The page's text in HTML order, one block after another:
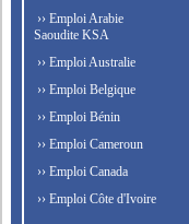
›› Emploi Arabie
Saoudite KSA
›› Emploi Australie
›› Emploi Belgique
›› Emploi Bénin
›› Emploi Cameroun
›› Emploi Canada
›› Emploi Côte d'Ivoire